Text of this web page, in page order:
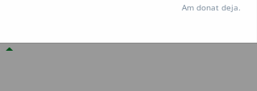
Am donat deja.